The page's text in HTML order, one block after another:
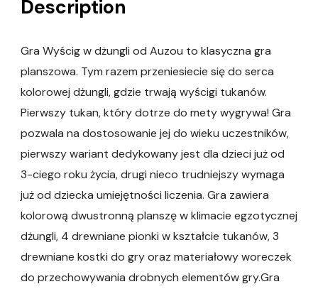
Description
Gra Wyścig w dżungli od Auzou to klasyczna gra
planszowa. Tym razem przeniesiecie się do serca
kolorowej dżungli, gdzie trwają wyścigi tukanów.
Pierwszy tukan, który dotrze do mety wygrywa! Gra
pozwala na dostosowanie jej do wieku uczestników,
pierwszy wariant dedykowany jest dla dzieci już od
3-ciego roku życia, drugi nieco trudniejszy wymaga
już od dziecka umiejętności liczenia. Gra zawiera
kolorową dwustronną planszę w klimacie egzotycznej
dżungli, 4 drewniane pionki w kształcie tukanów, 3
drewniane kostki do gry oraz materiałowy woreczek
do przechowywania drobnych elementów gry.Gra